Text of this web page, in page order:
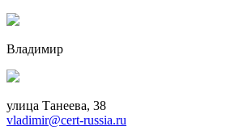
Владимир
улица Танеева, 38
vladimir@cert-russia.ru